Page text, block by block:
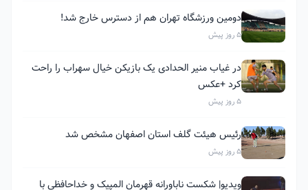
دومین ورزشگاه تهران هم از دسترس خارج شد!
5 روز پیش
در غیاب منیر الحدادی یک بازیکن خیال سهراب را راحت
کرد +عکس
5 روز پیش
رئیس هیئت گلف استان اصفهان مشخص شد
5 روز پیش
ویدیو| شکست ناباورانه قهرمان المپیک و خداحافظی با